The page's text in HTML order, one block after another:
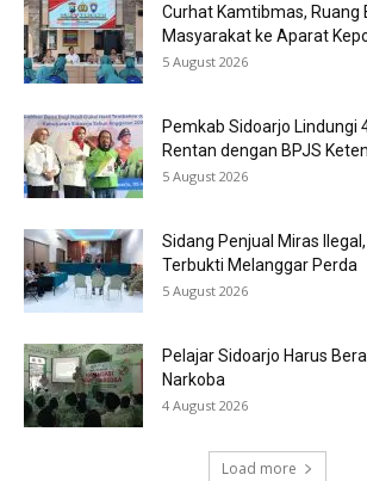
Curhat Kamtibmas, Ruang
Masyarakat ke Aparat
5 August 2026
Pemkab Sidoarjo Lindungi
Rentan dengan BPJS
5 August 2026
Sidang Penjual Miras
Terbukti Melanggar Perda
5 August 2026
Pelajar Sidoarjo Harus
Narkoba
4 August 2026
Load more